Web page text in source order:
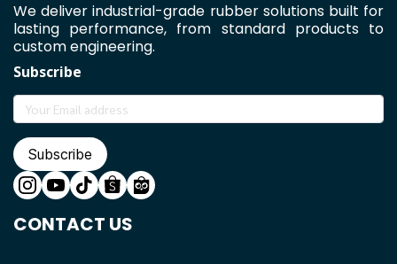
We deliver industrial-grade rubber solutions built for
lasting performance, from standard products to
custom engineering.
Subscribe
Subscribe
CONTACT US